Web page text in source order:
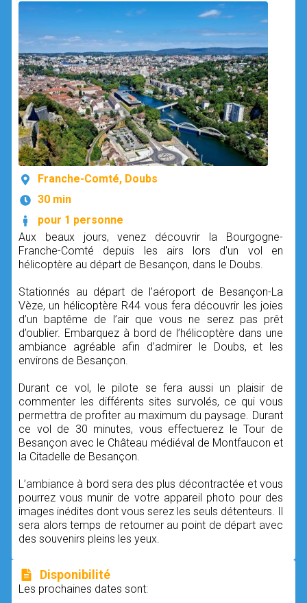
Franche-Comté, Doubs
30 min
pour 1 personne
Aux beaux jours, venez découvrir la Bourgogne-
Franche-Comté depuis les airs lors d'un vol en
hélicoptère au départ de Besançon, dans le Doubs.
Stationnés au départ de l’aéroport de Besançon-La
Vèze, un hélicoptère R44 vous fera découvrir les joies
d’un baptême de l’air que vous ne serez pas prêt
d’oublier. Embarquez à bord de l’hélicoptère dans une
ambiance agréable afin d’admirer le Doubs, et les
environs de Besançon.
Durant ce vol, le pilote se fera aussi un plaisir de
commenter les différents sites survolés, ce qui vous
permettra de profiter au maximum du paysage. Durant
ce vol de 30 minutes, vous effectuerez le Tour de
Besançon avec le Château médiéval de Montfaucon et
la Citadelle de Besançon.
L’ambiance à bord sera des plus décontractée et vous
pourrez vous munir de votre appareil photo pour des
images inédites dont vous serez les seuls détenteurs. Il
sera alors temps de retourner au point de départ avec
des souvenirs pleins les yeux.
Disponibilité
Les prochaines dates sont: